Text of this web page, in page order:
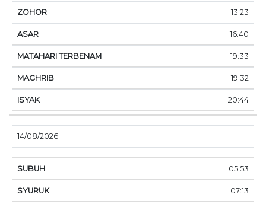
13:23
16:40
19:33
19:32
20:44
14/08/2026
05:53
07:13